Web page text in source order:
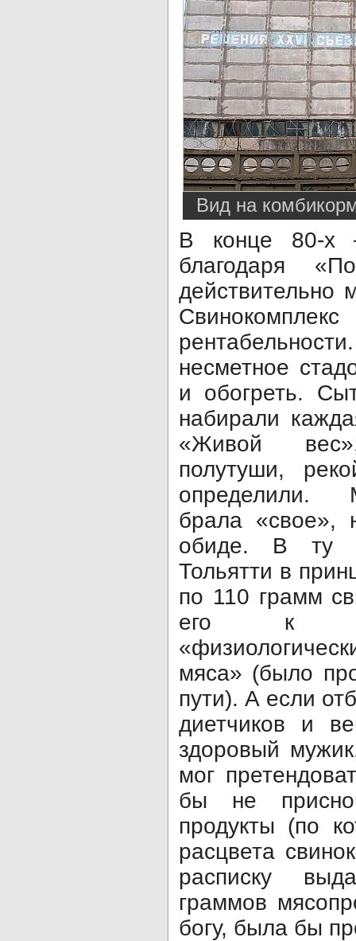
Вид на
В конце 80-х
благодаря
действительно
несметное
и обогреть.
набирали
«Живой
полутуши,
определи­ли.
брала
обиде. В ту
Тольятти в
по 110 грамм
его к
мяса» (было
пути). А если
диетчиков и
здоровый
мог
бы не
продукты (по
расцвета
распис­ку
граммов
богу, была бы